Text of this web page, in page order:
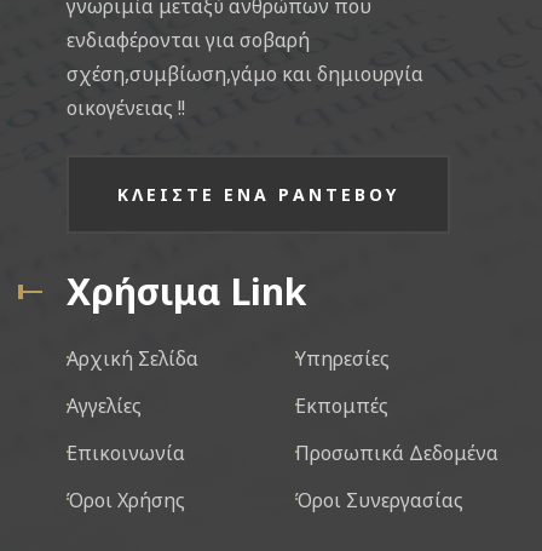
γνωριμία μεταξύ ανθρώπων που
ενδιαφέρονται για σοβαρή
σχέση,συμβίωση,γάμο και δημιουργία
οικογένειας !!
ΚΛΕΙΣΤΕ ΕΝΑ ΡΑΝΤΕΒΟΥ
Χρήσιμα Link
Αρχική Σελίδα
Υπηρεσίες
Αγγελίες
Εκπομπές
Επικοινωνία
Προσωπικά Δεδομένα
Όροι Χρήσης
Όροι Συνεργασίας